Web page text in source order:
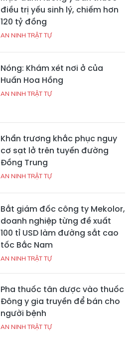
điều trị yếu sinh lý, chiếm hơn
120 tỷ đồng
AN NINH TRẬT TỰ
Nóng: Khám xét nơi ở của
Huấn Hoa Hồng
AN NINH TRẬT TỰ
Khẩn trương khắc phục nguy
cơ sạt lở trên tuyến đường
Đồng Trung
AN NINH TRẬT TỰ
Bắt giám đốc công ty Mekolor,
doanh nghiệp từng đề xuất
100 tỉ USD làm đường sắt cao
tốc Bắc Nam
AN NINH TRẬT TỰ
Pha thuốc tân dược vào thuốc
Đông y gia truyền để bán cho
người bệnh
AN NINH TRẬT TỰ